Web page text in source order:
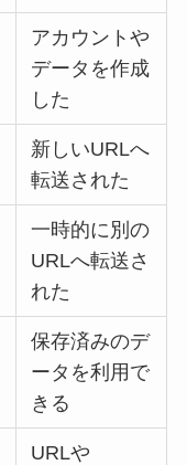
アカウントや
データを作成
した
新しいURLへ
転送された
一時的に別の
URLへ転送さ
れた
保存済みのデ
ータを利用で
きる
URLや